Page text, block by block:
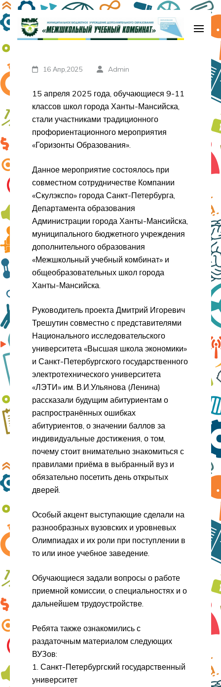
Перейти
к
содержимому
Enter)
16 Апр,2025 Admin
15 апреля 2025 года, обучающиеся 9-11
классов школ города Ханты-Мансийска,
стали участниками традиционного
профориентационного мероприятия
«Горизонты Образования».
Данное мероприятие состоялось при
совместном сотрудничестве Компании
«Скулэкспо» города Санкт-Петербурга,
Департамента образования
Администрации города Ханты-Мансийска,
муниципального бюджетного учреждения
дополнительного образования
«Межшкольный учебный комбинат» и
общеобразовательных школ города
Ханты-Мансийска.
Руководитель проекта Дмитрий Игоревич
Трешутин совместно с представителями
Национального исследовательского
университета «Высшая школа экономики»
и Санкт-Петербургского государственного
электротехнического университета
«ЛЭТИ» им. В.И.Ульянова (Ленина)
рассказали будущим абитуриентам о
распространённых ошибках
абитуриентов, о значении баллов за
индивидуальные достижения, о том,
почему стоит внимательно знакомиться с
правилами приёма в выбранный вуз и
обязательно посетить день открытых
дверей.
Особый акцент выступающие сделали на
разнообразных вузовских и уровневых
Олимпиадах и их роли при поступлении в
то или иное учебное заведение.
Обучающиеся задали вопросы о работе
приемной комиссии, о специальностях и о
дальнейшем трудоустройстве.
Ребята также ознакомились с
раздаточным материалом следующих
ВУЗов:
1. Санкт-Петербургский государственный
университет